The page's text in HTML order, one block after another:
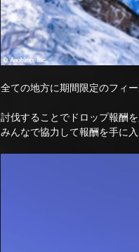
全ての地方に期間限定のフィ
討伐することでドロップ報酬を
みんなで協力して報酬を手に入